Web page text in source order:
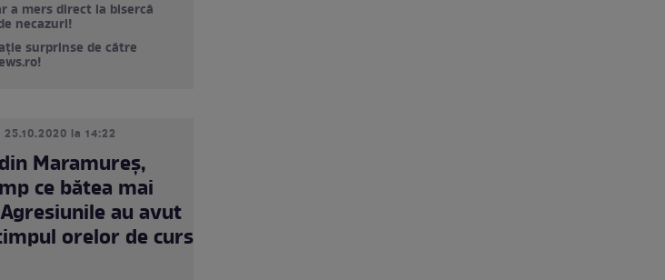
a mers direct la bisercă
necazuri!
surprinse de către
25.10.2020 la 14:22
Maramureș,
ce bătea mai
au avut
orelor de curs